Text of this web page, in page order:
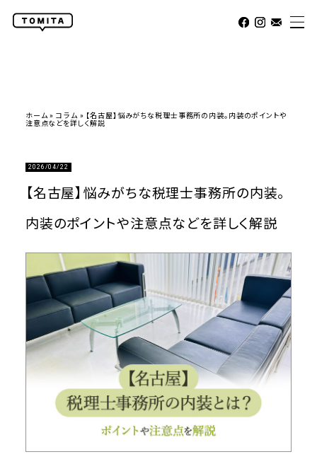
ホーム »コラム » 【名古屋】悩みがちな税理士事務所の内装。内装のポイントや
注意点などを詳しく解説
2026/04/22
【名古屋】悩みがちな税理士事務所の内装。
内装のポイントや注意点などを詳しく解説